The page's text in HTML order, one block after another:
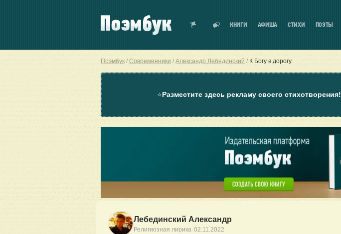
КНИГИ АФИША СТИХИ ПОЭТЫ
Поэмбук Современники Александр Лебединский К Богу в дорогу.
⭐Разместите здесь рекламу своего стихотворения!
Лебединский Александр
Религиозная лирика·02.11.2022